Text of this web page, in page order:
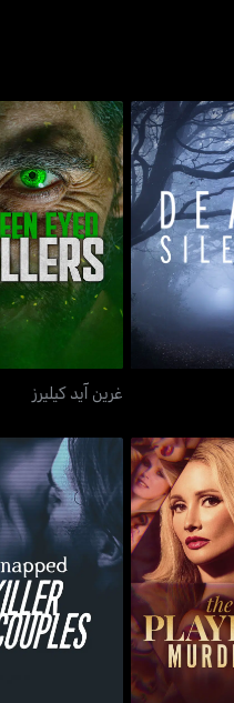
سايلنت غرين آيد
غرين آيد كيليرز
ميردرز سنابد: كيلر